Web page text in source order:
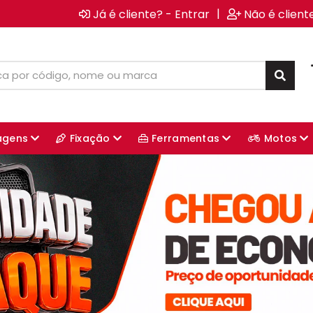
Já é cliente? - Entrar | Não é
Fixação Ferramentas Motos